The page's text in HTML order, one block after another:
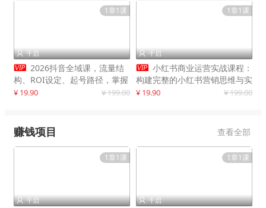
1章1课
 千启
 2026抖音全域课，流量结
构、ROI设定、起号路径，掌握
平台新规下利润最大化
¥ 19.90 ¥ 199.00
1章1课
 千启
 小红书商业运营实战课程：
构建完整的小红书营销思维与实
战能力，案例店铺月销破百万！
¥ 19.90 ¥ 199.00
赚钱项目 查看全部
1章1课
 千启
1章1课
 千启